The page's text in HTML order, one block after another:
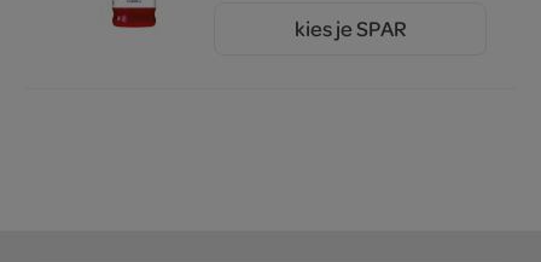
kies je SPAR